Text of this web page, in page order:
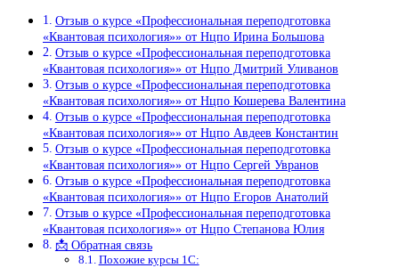
Отзыв о курсе «Профессиональная переподготовка
«Квантовая психология»» от Нцпо Ирина Большова
Отзыв о курсе «Профессиональная переподготовка
«Квантовая психология»» от Нцпо Дмитрий Уливанов
Отзыв о курсе «Профессиональная переподготовка
«Квантовая психология»» от Нцпо Кошерева Валентина
Отзыв о курсе «Профессиональная переподготовка
«Квантовая психология»» от Нцпо Авдеев Константин
Отзыв о курсе «Профессиональная переподготовка
«Квантовая психология»» от Нцпо Сергей Увранов
Отзыв о курсе «Профессиональная переподготовка
«Квантовая психология»» от Нцпо Егоров Анатолий
Отзыв о курсе «Профессиональная переподготовка
«Квантовая психология»» от Нцпо Степанова Юлия
📩 Обратная связь
Похожие курсы 1С: